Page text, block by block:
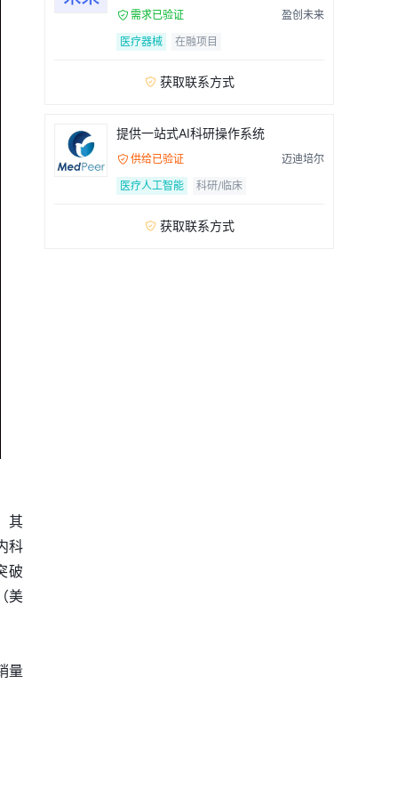
其
科
破
美
量
 需求已验证
盈创未来
医疗器械
在融项目
 获取联系方式
提供一站式AI科研操作系统
 供给已验证
迈迪培尔
医疗人工智能
科研/临床
 获取联系方式